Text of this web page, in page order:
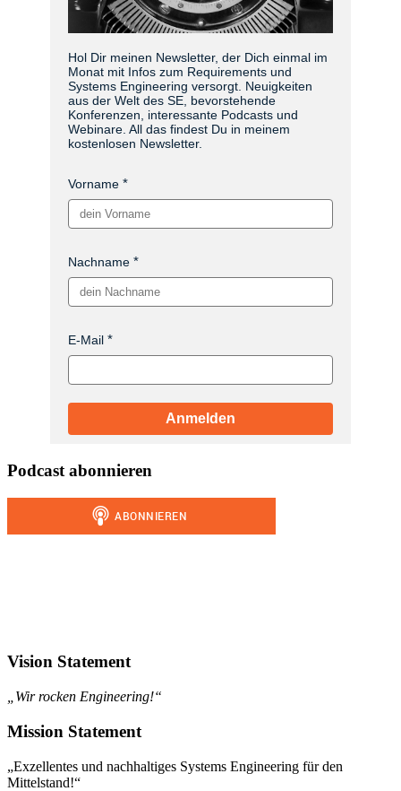
Hol Dir meinen Newsletter, der Dich einmal im
Monat mit Infos zum Requirements und
Systems Engineering versorgt. Neuigkeiten
aus der Welt des SE, bevorstehende
Konferenzen, interessante Podcasts und
Webinare. All das findest Du in meinem
kostenlosen Newsletter.
Vorname
Nachname
E-Mail
Anmelden
Podcast abonnieren
Vision Statement
„Wir rocken Engineering!“
Mission Statement
„Exzellentes und nachhaltiges Systems Engineering für den
Mittelstand!“